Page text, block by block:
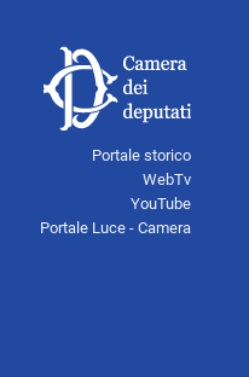
Portale storico
WebTv
YouTube
Portale Luce - Camera